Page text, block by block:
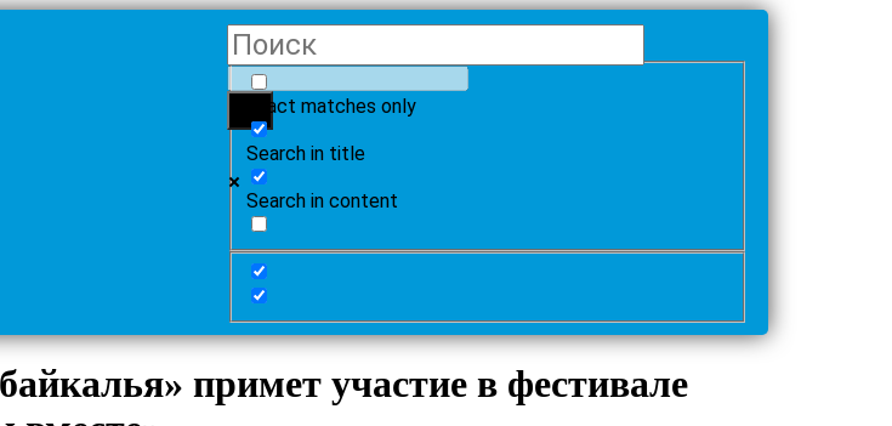
Exact matches only
Search in title
Search in content
примет участие в фестивале